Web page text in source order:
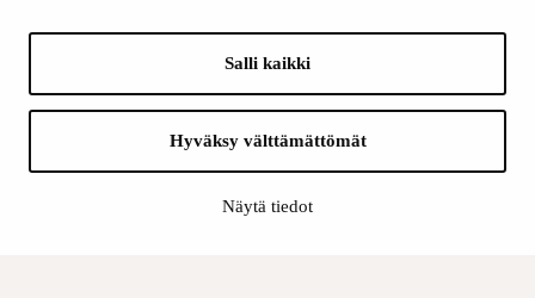
Salli kaikki
Hyväksy välttämättömät
Näytä tiedot
LinkedIn
Suomen Kulttuurirahasto: